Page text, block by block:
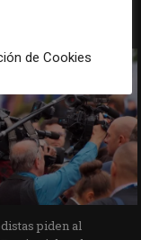
piden al
de Cookies